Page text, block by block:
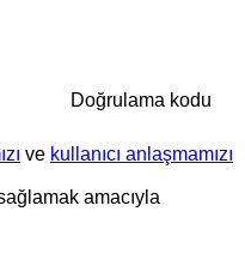
Doğrulama kodu
ve kullanıcı anlaşmamızı
amacıyla